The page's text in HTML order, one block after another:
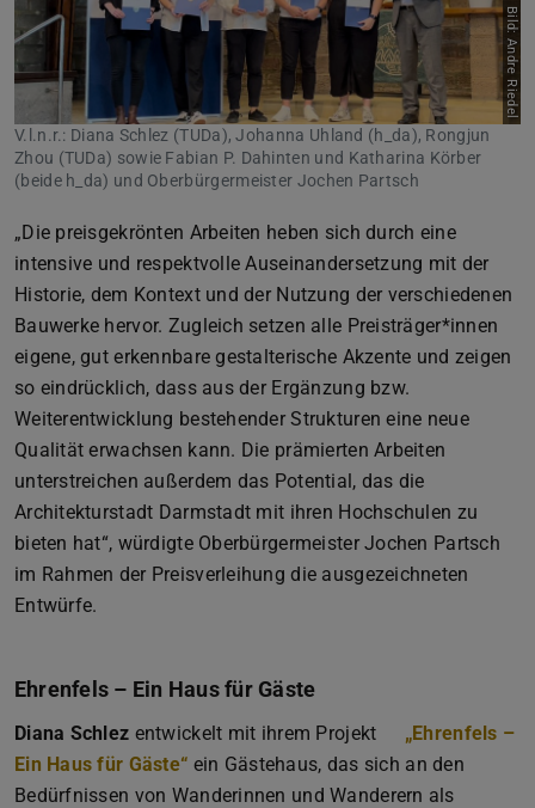
Bild: Andre Riedel
V.l.n.r.: Diana Schlez (TUDa), Johanna Uhland (h_da), Rongjun
Zhou (TUDa) sowie Fabian P. Dahinten und Katharina Körber
(beide h_da) und Oberbürgermeister Jochen Partsch
„Die preisgekrönten Arbeiten heben sich durch eine
intensive und respektvolle Auseinandersetzung mit der
Historie, dem Kontext und der Nutzung der verschiedenen
Bauwerke hervor. Zugleich setzen alle Preisträger*innen
eigene, gut erkennbare gestalterische Akzente und zeigen
so eindrücklich, dass aus der Ergänzung bzw.
Weiterentwicklung bestehender Strukturen eine neue
Qualität erwachsen kann. Die prämierten Arbeiten
unterstreichen außerdem das Potential, das die
Architekturstadt Darmstadt mit ihren Hochschulen zu
bieten hat“, würdigte Oberbürgermeister Jochen Partsch
im Rahmen der Preisverleihung die ausgezeichneten
Entwürfe.
Ehrenfels – Ein Haus für Gäste
Diana Schlez entwickelt mit ihrem Projekt
„Ehrenfels –
Ein Haus für Gäste“ ein Gästehaus, das sich an den
Bedürfnissen von Wanderinnen und Wanderern als